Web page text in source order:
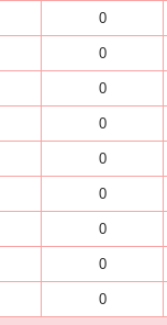
0
0
0
0
0
0
0
0
0